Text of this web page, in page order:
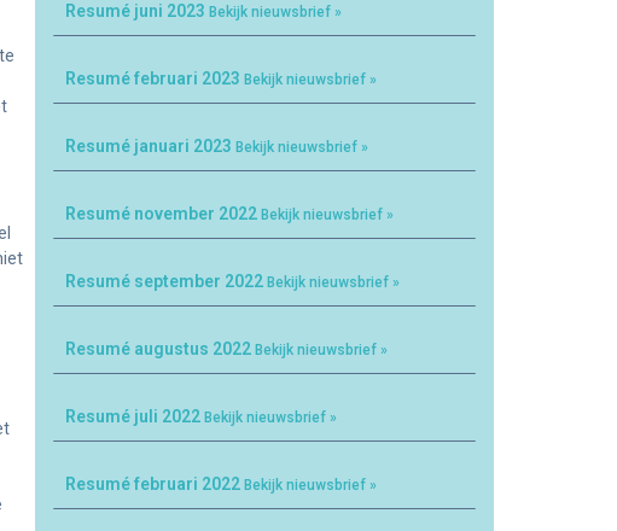
Resumé juni 2023 Bekijk nieuwsbrief »
Resumé februari 2023 Bekijk nieuwsbrief »
Resumé januari 2023 Bekijk nieuwsbrief »
Resumé november 2022 Bekijk nieuwsbrief »
Resumé september 2022 Bekijk nieuwsbrief »
Resumé augustus 2022 Bekijk nieuwsbrief »
Resumé juli 2022 Bekijk nieuwsbrief »
Resumé februari 2022 Bekijk nieuwsbrief »